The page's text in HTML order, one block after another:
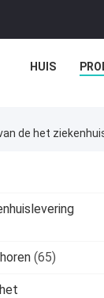
HUIS
de het
(65)